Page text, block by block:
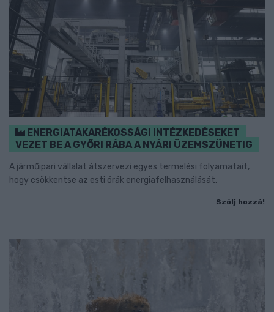
ENERGIATAKARÉKOSSÁGI INTÉZKEDÉSEKET
VEZET BE A GYŐRI RÁBA A NYÁRI ÜZEMSZÜNETIG
A járműipari vállalat átszervezi egyes termelési folyamatait,
hogy csökkentse az esti órák energiafelhasználását.
Szólj hozzá!